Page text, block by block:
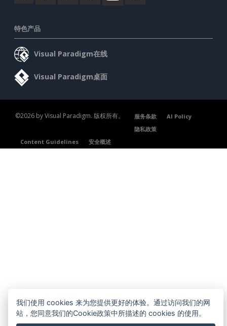
特色产品
Visual Paradigm在线
Visual Paradigm桌面
©2026 by Visual Paradigm. 版权所有。 服务条款
AI Policy
隐私政策
Content Guidelines
安全概述
我们使用 cookies 来为您提供更好的体验。通过访问我们的网
站，您同意我们的Cookie政策中所描述的 cookies 的使用。